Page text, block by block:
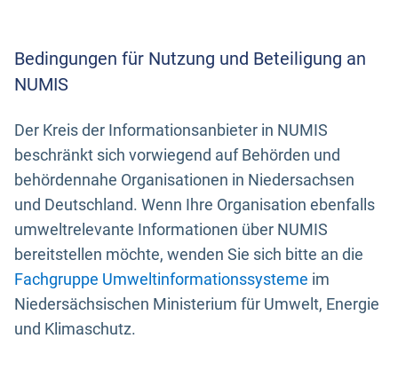
Bedingungen für Nutzung und Beteiligung an
NUMIS
Der Kreis der Informationsanbieter in NUMIS
beschränkt sich vorwiegend auf Behörden und
behördennahe Organisationen in Niedersachsen
und Deutschland. Wenn Ihre Organisation ebenfalls
umweltrelevante Informationen über NUMIS
bereitstellen möchte, wenden Sie sich bitte an die
Fachgruppe Umweltinformationssysteme im
Niedersächsischen Ministerium für Umwelt, Energie
und Klimaschutz.